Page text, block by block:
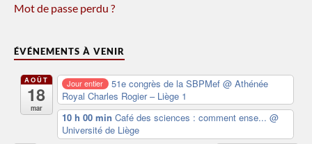
Mot de passe perdu ?
ÉVÉNEMENTS À VENIR
AOÛT
18
mar
Jour entier 51e congrès de la SBPMef@ Athénée
Royal Charles Rogier – Liège 1
10 h 00 min Café des sciences : comment ense... @
Université de Liège